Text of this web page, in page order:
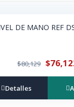
DE MANO REF
$80,129
Detalles